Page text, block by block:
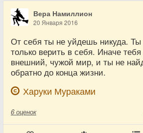
Вера Намиллион
20 Января 2016
От себя ты не уйдешь никуда.
только верить в себя. Иначе тебя
внешний, чужой мир, и ты не
обратно до конца жизни.
Харуки Мураками
6 оценок